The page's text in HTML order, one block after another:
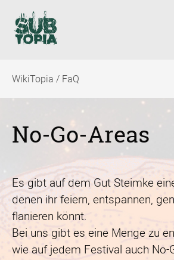
überspringen
WikiTopia / FaQ
No-Go-Areas
Es gibt auf dem Gut Steimke
denen ihr feiern, entspannen,
flanieren könnt.
Bei uns gibt es eine Menge zu
wie auf jedem Festival auch No-